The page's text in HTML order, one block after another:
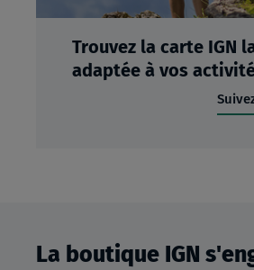
Trouvez la carte IGN
adaptée à vos
La boutique IGN